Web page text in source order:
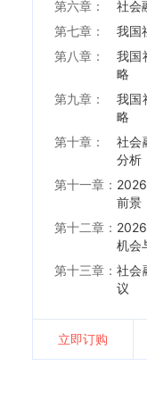
第六章：
社会
第七章：
我国
第八章：
我国
略
第九章：
我国
略
第十章：
社会
分析
第十一章：
前景
第十二章：
机会
第十三章： 社会
议
立即订购